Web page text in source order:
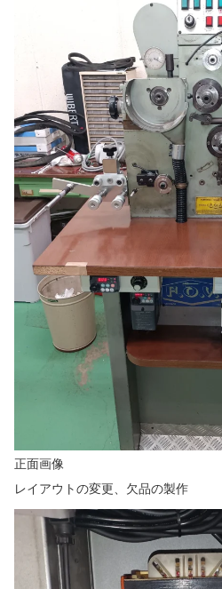
正面画像
レイアウトの変更、欠品の製作